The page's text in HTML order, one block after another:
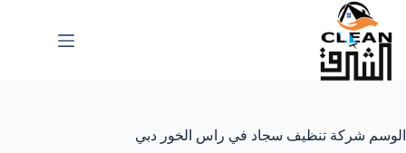
التجاوز
المحتوى
الوسم شركة تنظيف سجاد في راس الخور دبي